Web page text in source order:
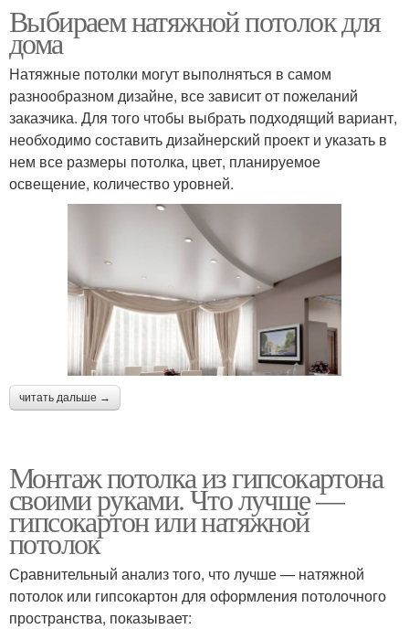
Выбираем натяжной потолок для
дома
Натяжные потолки могут выполняться в самом
разнообразном дизайне, все зависит от пожеланий
заказчика. Для того чтобы выбрать подходящий вариант,
необходимо составить дизайнерский проект и указать в
нем все размеры потолка, цвет, планируемое
освещение, количество уровней.
читать дальше →
Монтаж потолка из гипсокартона
своими руками. Что лучше —
гипсокартон или натяжной
потолок
Сравнительный анализ того, что лучше — натяжной
потолок или гипсокартон для оформления потолочного
пространства, показывает: